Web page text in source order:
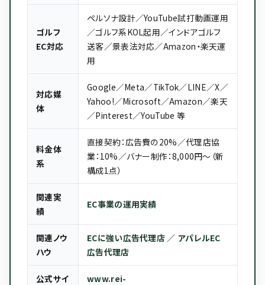
ゴルフ
EC対応
ペルソナ設計／YouTube試打動画運用
／ゴルフ系KOL起用／インドアゴルフ
送客／景表法対応／Amazon・楽天運
用
対応媒
体
Google／Meta／TikTok／LINE／X／
Yahoo!／Microsoft／Amazon／楽天
／Pinterest／YouTube 等
料金体
系
直接契約：広告費の20%／代理店協
業：10%／バナー制作：8,000円〜（新
構成1点）
関連実
績
EC事業の運用実績
関連ノウ
ハウ
ECに強い広告代理店 ／ アパレルEC
広告代理店
公式サイ
www.rei-